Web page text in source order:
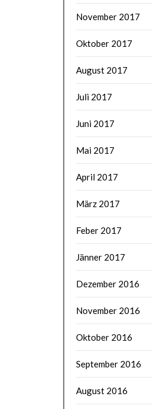
November 2017
Oktober 2017
August 2017
Juli 2017
Juni 2017
Mai 2017
April 2017
März 2017
Feber 2017
Jänner 2017
Dezember 2016
November 2016
Oktober 2016
September 2016
August 2016